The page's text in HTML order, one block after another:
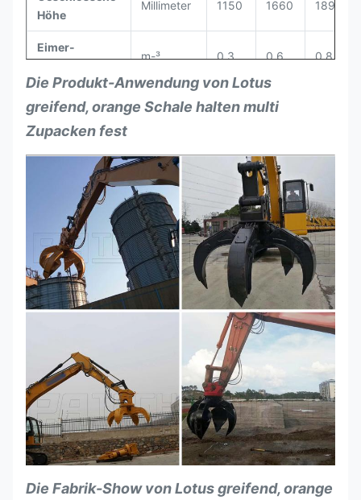
Höhe
Millimeter 1150 1660 1892
Eimer-
m-³ 0,3 0,6 0,8
Max. Load Kilogramm 1600
Bagger
Nachfrage
l/min 90
Öffnende
Zeiten
l/min 15 16 15
Die Produkt-Anwendung von Lotus
greifend, orange Schale halten multi
Zupacken fest
Die Fabrik-Show von Lotus greifend, orange